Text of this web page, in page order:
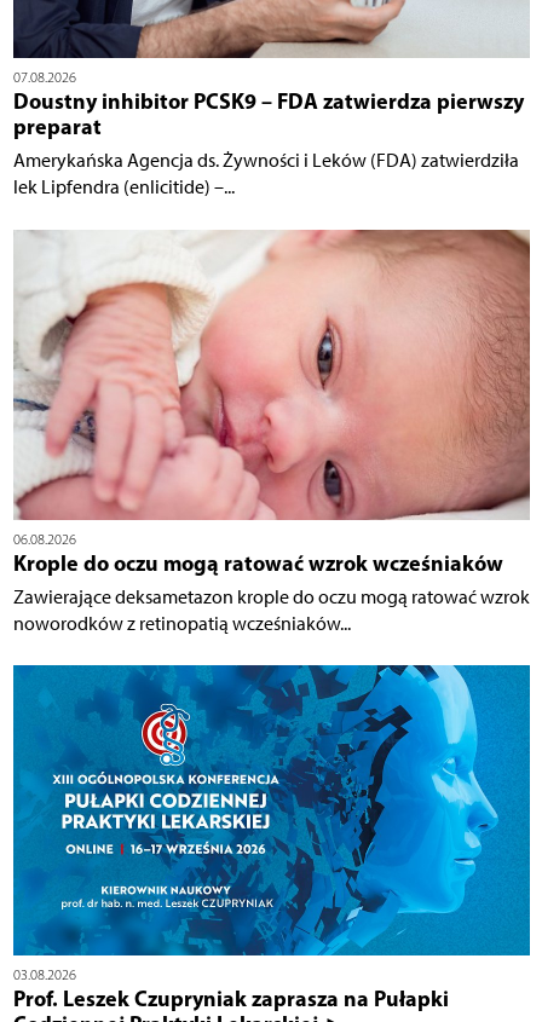
07.08.2026
Doustny inhibitor PCSK9 – FDA zatwierdza pierwszy
preparat
Amerykańska Agencja ds. Żywności i Leków (FDA) zatwierdziła
lek Lipfendra (enlicitide) –...
06.08.2026
Krople do oczu mogą ratować wzrok wcześniaków
Zawierające deksametazon krople do oczu mogą ratować wzrok
noworodków z retinopatią wcześniaków...
03.08.2026
Prof. Leszek Czupryniak zaprasza na Pułapki